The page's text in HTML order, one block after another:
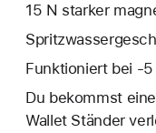
15 N starker
Funktioniert bei -5
Du bekommst
Wallet Ständer